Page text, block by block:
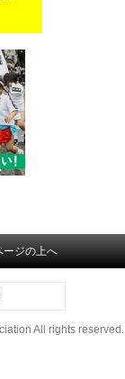
ージの上へ
All rights reserved.